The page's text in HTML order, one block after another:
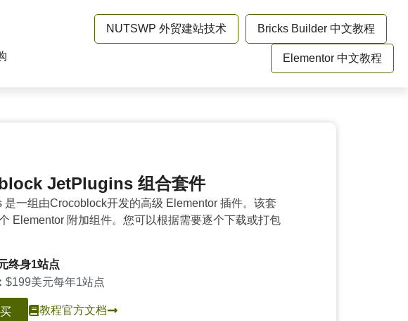
NUTSWP 外贸建站技术 Bricks Builder 中文教程
Elementor 中文教程
JetPlugins 组合套件
是一组由Crocoblock开发的高级 Elementor 插件。该套
Elementor 附加组件。您可以根据需要逐个下载或打包
终身1站点
$199美元每年1站点
教程官方文档